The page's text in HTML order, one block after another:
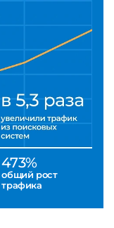
473%
общий рост
трафика